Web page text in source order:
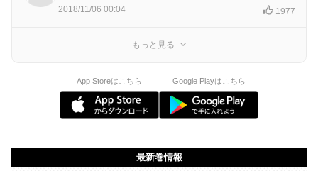
2018/11/06 00:04 1977
もっと見る
App Storeはこちら Google Playはこちら
最新巻情報